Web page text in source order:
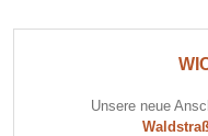
Unsere neue